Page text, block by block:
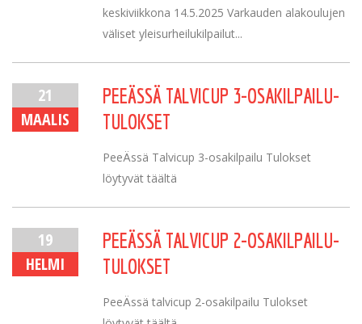
keskiviikkona 14.5.2025 Varkauden alakoulujen
väliset yleisurheilukilpailut...
21
MAALIS
PEEÄSSÄ TALVICUP 3-OSAKILPAILU-
TULOKSET
PeeÄssä Talvicup 3-osakilpailu Tulokset
löytyvät täältä
19
HELMI
PEEÄSSÄ TALVICUP 2-OSAKILPAILU-
TULOKSET
PeeÄssä talvicup 2-osakilpailu Tulokset